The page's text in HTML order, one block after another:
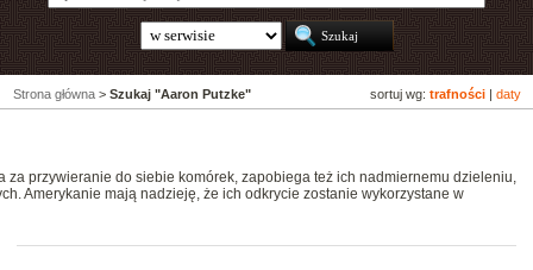
sortuj wg: trafności daty
Strona główna > Szukaj "Aaron Putzke"
za przywieranie do siebie komórek, zapobiega też ich nadmiernemu dzieleniu,
Amerykanie mają nadzieję, że ich odkrycie zostanie wykorzystane w